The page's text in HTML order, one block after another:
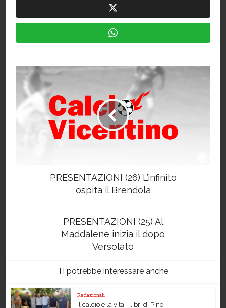
PRESENTAZIONI (26) L’infinito
ospita il Brendola
PRESENTAZIONI (25) Al
Maddalene inizia il dopo
Versolato
Ti potrebbe interessare anche
Redazionali
Il calcio e la vita: i libri di Pino